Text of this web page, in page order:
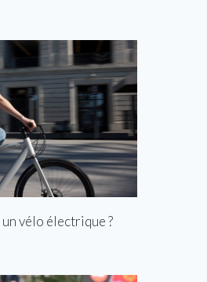
vélo électrique ?